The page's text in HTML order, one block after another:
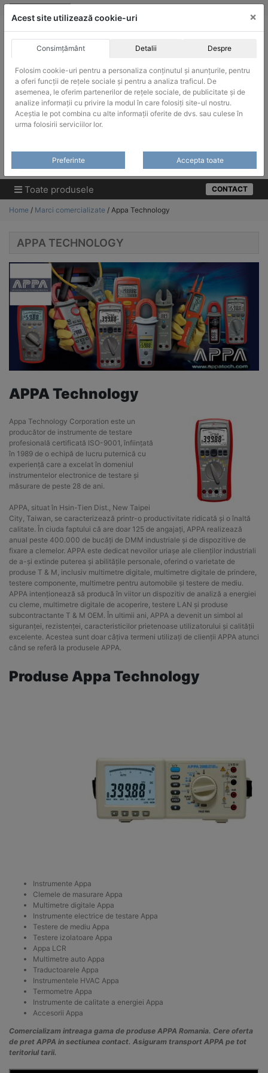
Skip
ACHIZITII PUBLICE
Produsele pot fi achizitionate si in sistemul SEAP / SICAP
Products
Toate produsele CONTACT
Home / Marci comercializate / Appa Technology
APPA TECHNOLOGY
APPA Technology
Appa Technology Corporation este un
producător de instrumente de testare
profesională certificată ISO-9001, înființată
în 1989 de o echipă de lucru puternică cu
experiență care a excelat în domeniul
instrumentelor electronice de testare și
măsurare de peste 28 de ani.
APPA, situat în Hsin-Tien Dist., New Taipei
City, Taiwan, se caracterizează printr-o productivitate ridicată și o înaltă
calitate. În ciuda faptului că are doar 125 de angajați, APPA realizează
anual peste 400.000 de bucăți de DMM industriale și de dispozitive de
fixare a clemelor. APPA este dedicat nevoilor uriașe ale clienților industriali
de a-și extinde puterea și abilitățile personale, oferind o varietate de
produse T & M, inclusiv multimetre digitale, multimetre digitale de prindere,
testere componente, multimetre pentru automobile și testere de mediu.
APPA intenționează să producă în viitor un dispozitiv de analiză a energiei
cu cleme, multimetre digitale de acoperire, testere LAN și produse
subcontractante T & M OEM. În ultimii ani, APPA a devenit un simbol al
siguranței, rezistenței, caracteristicilor prietenoase utilizatorului și calității
excelente. Acestea sunt doar câțiva termeni utilizați de clienții APPA atunci
când se referă la produsele APPA.
Produse Appa Technology
Instrumente Appa
Clemele de masurare Appa
Multimetre digitale Appa
Instrumente electrice de testare Appa
Testere de mediu Appa
Testere izolatoare Appa
Appa LCR
Multimetre auto Appa
Traductoarele Appa
Instrumentele HVAC Appa
Termometre Appa
Instrumente de calitate a energiei Appa
Accesorii Appa
Comercializam intreaga gama de produse APPA Romania. Cere oferta
de pret APPA in sectiunea contact. Asiguram transport APPA pe tot
teritoriul tarii.
Acest site utilizează cookie-uri ×
Consimțământ Detalii Despre
Folosim cookie-uri pentru a personaliza conținutul și anunțurile, pentru
a oferi funcții de rețele sociale și pentru a analiza traficul. De
asemenea, le oferim partenerilor de rețele sociale, de publicitate și de
analize informații cu privire la modul în care folosiți site-ul nostru.
Aceștia le pot combina cu alte informații oferite de dvs. sau culese în
urma folosirii serviciilor lor.
Preferinte Accepta toate